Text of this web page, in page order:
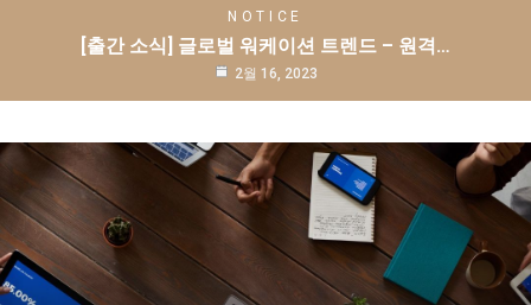
NOTICE
[출간 소식] 글로벌 워케이션 트렌드 – 원격…
2월 16, 2023